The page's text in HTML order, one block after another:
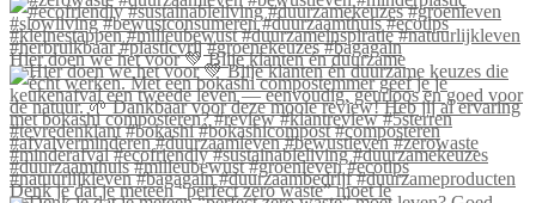
Hier doen we het voor 💚 Blije klanten én duurzame
Denk je dat je meteen “perfect zero waste” moet le